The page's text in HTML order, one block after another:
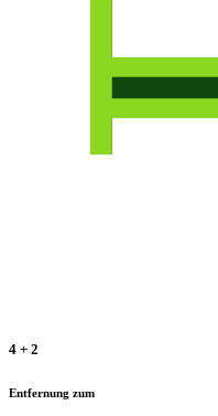
4 + 2
Entfernung zum